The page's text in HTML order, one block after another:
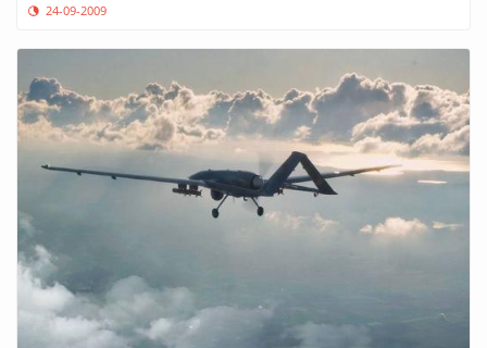
24-09-2009